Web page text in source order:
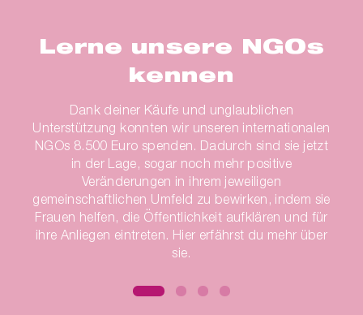
Lerne unsere NGOs
kennen
Dank deiner Käufe und unglaublichen
Unterstützung konnten wir unseren internationalen
NGOs 8.500 Euro spenden. Dadurch sind sie jetzt
in der Lage, sogar noch mehr positive
Veränderungen in ihrem jeweiligen
gemeinschaftlichen Umfeld zu bewirken, indem sie
Frauen helfen, die Öffentlichkeit aufklären und für
ihre Anliegen eintreten. Hier erfährst du mehr über
sie.